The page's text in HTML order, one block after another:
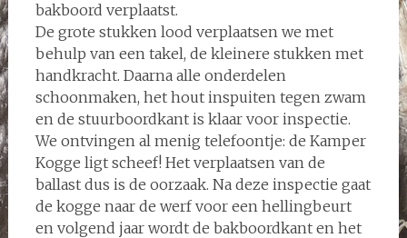
bakboord verplaatst.
De grote stukken lood verplaatsen we met
behulp van een takel, de kleinere stukken met
handkracht. Daarna alle onderdelen
schoonmaken, het hout inspuiten tegen zwam
en de stuurboordkant is klaar voor inspectie.
We ontvingen al menig telefoontje: de Kamper
Kogge ligt scheef! Het verplaatsen van de
ballast dus is de oorzaak. Na deze inspectie gaat
de kogge naar de werf voor een hellingbeurt
en volgend jaar wordt de bakboordkant en het